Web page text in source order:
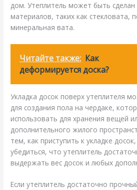
дом. Утеплитель может быть сделан
материалов, таких как стекловата,
минеральная вата.
Читайте также: Как
деформируется доска?
Укладка досок поверх утеплителя
для создания пола на чердаке,
использовать для хранения вещей
дополнительного жилого
тем, как приступить к укладке
убедиться, что утеплитель
выдержать вес досок и любых
Если утеплитель достаточно